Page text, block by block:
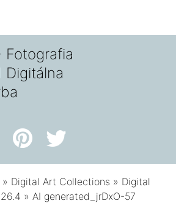
Fotografia
Digitálna
» Digital Art Collections » Digital
»AI generated_jrDxO-57